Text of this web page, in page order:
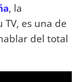
, la
es una de
del total